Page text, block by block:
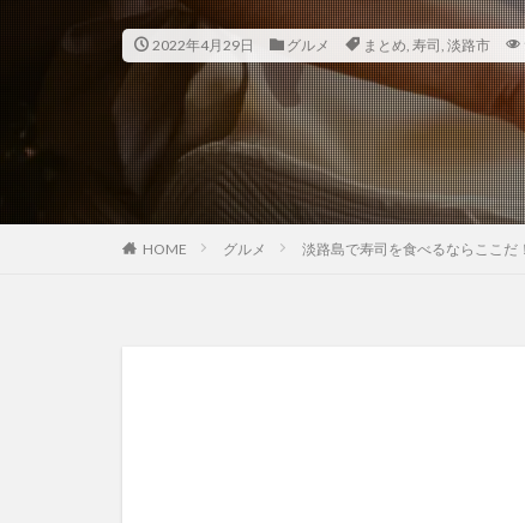
2022年4月29日 グルメ まとめ, 寿司, 淡路市
HOME グルメ 淡路島で寿司を食べるならここだ